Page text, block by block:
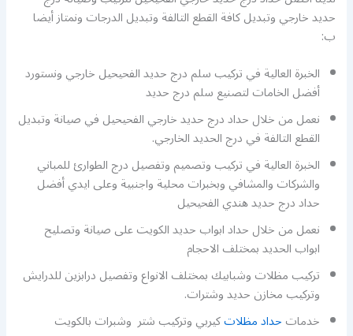
حديد خارجي وتبديل كافة القطع التالفة وتبديل الدرجات ونمتاز أيضا
ب:
الخبرة العالية في تركيب سلم درج حديد الفحيحيل خارجي ونستورد
أفضل الخامات لتصنيع سلم درج حديد
نعمل من خلال حداد درج حديد خارجي الفحيحيل في صيانة وتبديل
القطع التالفة في درج الحديد الخارجي.
الخبرة العالية في تركيب وتصميم وتفصيل درج الطوارئ للمباني
والشركات والمشافي وبخبرات محلية واجنبية وعلى ايدي أفضل
حداد درج حديد هندي الفحيحيل
نعمل من خلال حداد ابواب حديد الكويت على صيانة وتصليح
ابواب الحديد بمختلف الاحجام
تركيب مظلات وشبابيك بمختلف الانواع وتفصيل درابزين للدرايش
وتركيب مخازن حديد وشترات.
خدماتحداد مظلاتكيربي وتركيب شتر وشبرات بالكويت